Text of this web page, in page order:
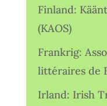
Finland:
(KAOS)
Frankrig:
littéraires de
Irland: Irish